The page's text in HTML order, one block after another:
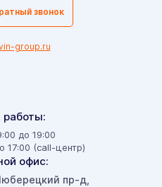
работы:
до 19:00
17:00 (call-центр)
офис:
пр-д,
звонок
group.ru